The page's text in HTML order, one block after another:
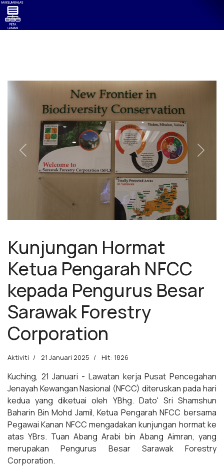
Previous Next
Kunjungan Hormat
Ketua Pengarah NFCC
kepada Pengurus Besar
Sarawak Forestry
Corporation
Aktiviti 21 Januari 2025 Hit: 1826
Kuching, 21 Januari - Lawatan kerja Pusat Pencegahan
Jenayah Kewangan Nasional (NFCC) diteruskan pada hari
kedua yang diketuai oleh YBhg. Dato' Sri Shamshun
Baharin Bin Mohd Jamil, Ketua Pengarah NFCC bersama
Pegawai Kanan NFCC mengadakan kunjungan hormat ke
atas YBrs. Tuan Abang Arabi bin Abang Aimran, yang
merupakan Pengurus Besar Sarawak Forestry
Corporation.